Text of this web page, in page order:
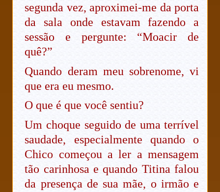
segunda vez, aproximei-me da porta
da sala onde estavam fazendo a
sessão e pergunte: “Moacir de
quê?”
Quando deram meu sobrenome, vi
que era eu mesmo.
O que é que você sentiu?
Um choque seguido de uma terrível
saudade, especialmente quando o
Chico começou a ler a mensagem
tão carinhosa e quando Titina falou
da presença de sua mãe, o irmão e